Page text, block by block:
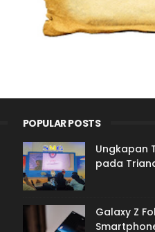
POPULAR POSTS
Ungkapan
pada
Galaxy Z